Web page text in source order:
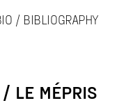
/ BIBLIOGRAPHY
LE MÉPRIS